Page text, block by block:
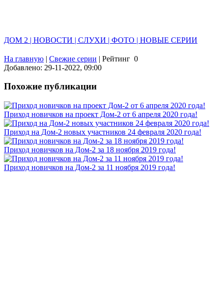
ДОМ 2 | НОВОСТИ | СЛУХИ | ФОТО | НОВЫЕ СЕРИИ
На главную | Свежие серии | Рейтинг 0
Добавлено: 29-11-2022, 09:00
Похожие публикации
Приход новичков на проект Дом-2 от 6 апреля 2020 года!
Приход на Дом-2 новых участников 24 февраля 2020 года!
Приход новичков на Дом-2 за 18 ноября 2019 года!
Приход новичков на Дом-2 за 11 ноября 2019 года!